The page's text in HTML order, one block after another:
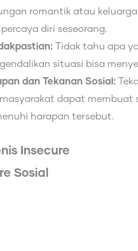
romantik atau
percaya diri seseorang.
Tidak tahu apa
situasi bisa
dan Tekanan Sosial:
dapat membuat
harapan tersebut.
Insecure
Sosial